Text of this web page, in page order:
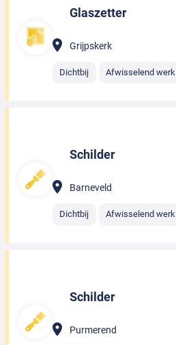
Glaszetter
Grijpskerk
Dichtbij Afwisselend werk
Schilder
Barneveld
Dichtbij Afwisselend werk
Schilder
Purmerend